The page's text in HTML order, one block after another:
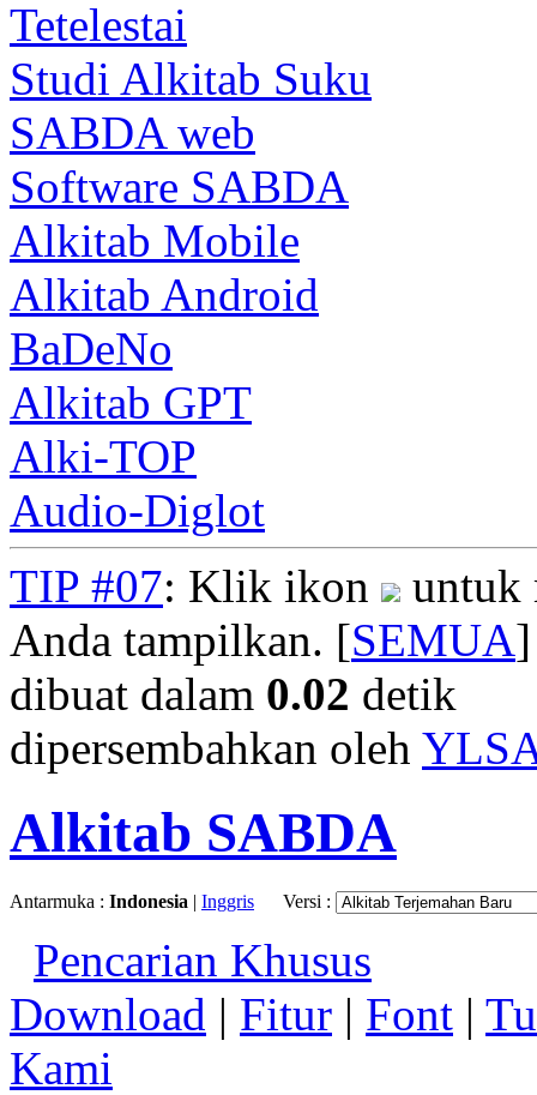
Tetelestai
Studi Alkitab Suku
SABDA web
Software SABDA
Alkitab Mobile
Alkitab Android
BaDeNo
Alkitab GPT
Alki-TOP
Audio-Diglot
TIP #07: Klik ikon
untuk
Anda tampilkan. [SEMUA]
dibuat dalam 0.02 detik
dipersembahkan oleh
Alkitab SABDA
Antarmuka : Indonesia | Inggris Versi :
Pencarian Khusus
Download | Fitur | Font |
Kami